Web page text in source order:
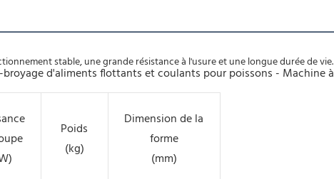
stable, une grande résistance à l'usure et une longue durée de vie.
Poids
(kg)
Dimension de la
forme
(mm)